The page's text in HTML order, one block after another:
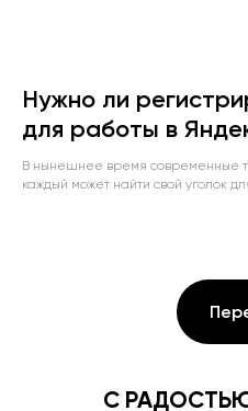
Нужно ли
для работы в
В нынешнее время современные
каждый может найти свой уголок
С